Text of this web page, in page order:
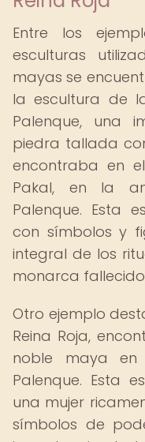
Entre los
esculturas
mayas se
la escultura de
Palenque, una
piedra tallada
encontraba en
Pakal, en la
Palenque. Esta
con símbolos y
integral de los
monarca
Otro ejemplo
Reina Roja,
noble maya
Palenque. Esta
una mujer
símbolos de